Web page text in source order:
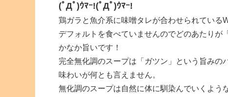
(ﾟДﾟ)ｳﾏｰ!(ﾟДﾟ)ｳﾏｰ!
鶏ガラと魚介系に味噌タレが合わせられている
デフォルトを食べていませんのでどのあたりが
かなか旨いです！
完全無化調のスープは「ガツン」という旨みの
味わいが何とも言えません。
無化調のスープは自然に体に馴染んでいくよう